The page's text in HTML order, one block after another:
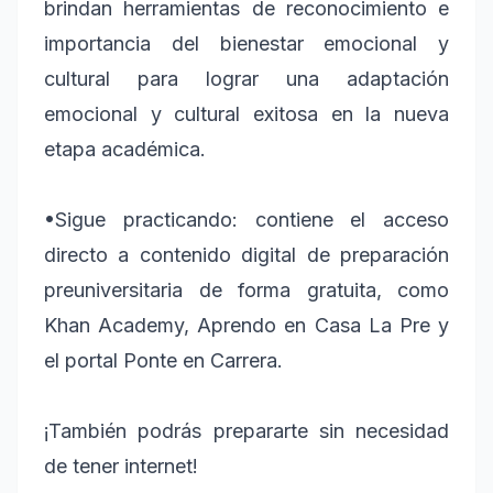
brindan herramientas de reconocimiento e
importancia del bienestar emocional y
cultural para lograr una adaptación
emocional y cultural exitosa en la nueva
etapa académica.
•Sigue practicando: contiene el acceso
directo a contenido digital de preparación
preuniversitaria de forma gratuita, como
Khan Academy, Aprendo en Casa La Pre y
el portal Ponte en Carrera.
¡También podrás prepararte sin necesidad
de tener internet!